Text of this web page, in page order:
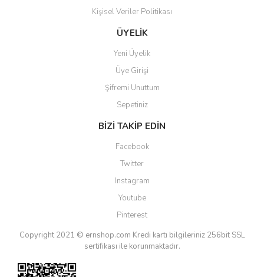
Kişisel Veriler Politikası
ÜYELİK
Yeni Üyelik
Üye Girişi
Şifremi Unuttum
Sepetiniz
BİZİ TAKİP EDİN
Facebook
Twitter
Instagram
Youtube
Pinterest
Copyright 2021 © ernshop.com Kredi kartı bilgileriniz 256bit SSL
sertifikası ile korunmaktadır.